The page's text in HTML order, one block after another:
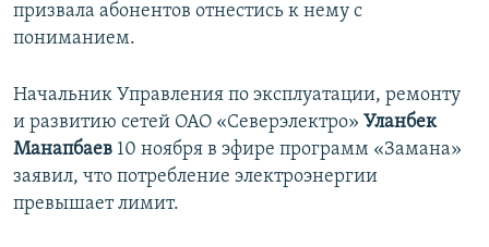
призвала абонентов отнестись к нему с
пониманием.
Начальник Управления по эксплуатации, ремонту
и развитию сетей ОАО «Северэлектро» Уланбек
Манапбаев 10 ноября в эфире программ «Замана»
заявил, что потребление электроэнергии
превышает лимит.